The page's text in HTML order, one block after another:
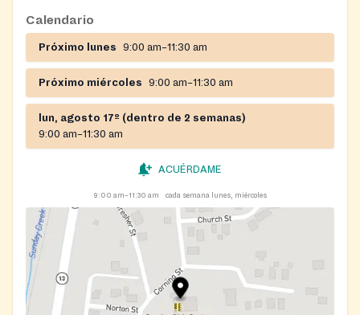
Calendario
Próximo lunes 9:00 am–11:30 am
Próximo miércoles 9:00 am–11:30 am
lun, agosto 17º (dentro de 2 semanas)
9:00 am–11:30 am
ACUÉRDAME
9:00 am–11:30 am cada semana lunes, miércoles